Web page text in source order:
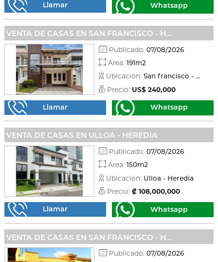
Llamar Whatsapp
VENTA DE CASAS EN SAN FRANCISCO - HEREDIA
Publicado: 07/08/2026
Área: 191m2
Ubicación:
San francisco - Heredia
Precio: US$ 240,000
Llamar Whatsapp
VENTA DE CASAS EN ULLOA - HEREDIA
Publicado: 07/08/2026
Área: 150m2
Ubicación: Ulloa - Heredia
Precio: ₡ 108,000,000
Llamar Whatsapp
VENTA DE CASAS EN SAN FRANCISCO - HEREDIA
Publicado: 07/08/2026